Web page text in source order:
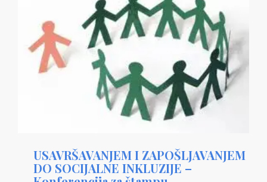
USAVRŠAVANJEM I ZAPOŠLJAVANJEM
DO SOCIJALNE INKLUZIJE –